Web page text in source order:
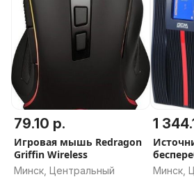
79.10 р.
Игровая мышь Redragon
Griffin Wireless
Минск, Центральный
1
Минск,